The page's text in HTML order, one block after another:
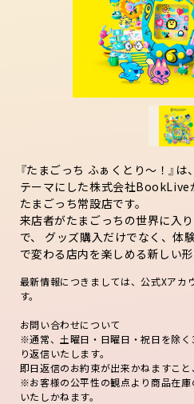
『たまごっち ふぁくとり～！』は
テーマにした株式会社BookLive
たまごっち常設店です。
来店者がたまごっちの世界に入
で、 グッズ購入だけでなく、体
で変わる店内を楽しめる新しい形
最新情報につきましては、公式Xアカ
す。
お問い合わせについて
※通常、土曜日・日曜日・祝日を除
り返信いたします。
即日返信のお約束が出来かねますこと
※お客様の公平性の観点より商品在庫
いたしかねます。